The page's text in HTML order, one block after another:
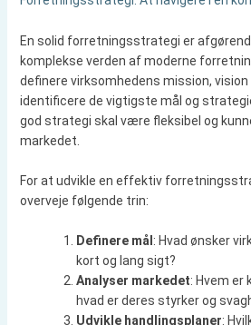
En solid forretningsstrategi er
komplekse verden af moderne
definere virksomhedens mission,
identificere de vigtigste mål og
god strategi skal være fleksibel og
markedet.
For at udvikle en effektiv
overveje følgende trin:
Definere mål : Hvad ønsker
kort og lang sigt?
Analyser markedet: Hvem er
hvad er deres styrker og
Udvikle handlingsplaner: